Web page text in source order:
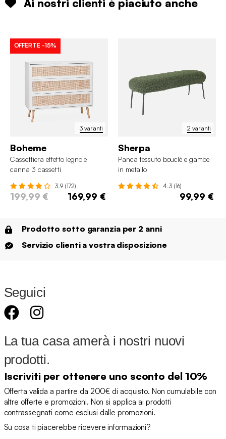
Ai nostri clienti è piaciuto anche
3 varianti
OFFERTE -15%
Boheme
Cassettiera effetto legno e
canna 3 cassetti
3.9 (172)
199,99 € 169,99 €
2 varianti
Sherpa
Panca tessuto bouclé e gambe
in metallo
4.3 (16)
99,99 €
Prodotto sotto garanzia per 2 anni
Servizio clienti a vostra disposizione
Seguici
La tua casa amerà i nostri nuovi
prodotti.
Iscriviti per ottenere uno sconto del 10%
Offerta valida a partire da 200€ di acquisto. Non cumulabile con
altre offerte e promozioni. Non si applica ai prodotti
contrassegnati come esclusi dalle promozioni.
Su cosa ti piacerebbe ricevere informazioni?